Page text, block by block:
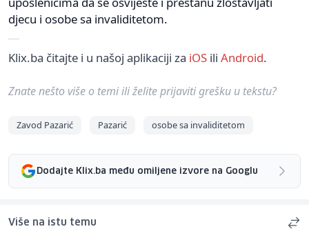
djecu i osobe sa invaliditetom.
Klix.ba čitajte i u našoj aplikaciji za iOS ili Android.
Znate nešto više o temi ili želite prijaviti grešku u tekstu?
Zavod Pazarić Pazarić osobe sa invaliditetom
Dodajte Klix.ba među omiljene izvore na Googlu
Više na istu temu